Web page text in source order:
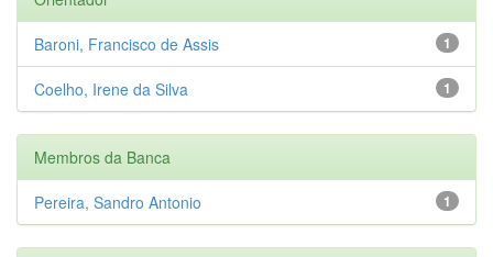
1
Baroni, Francisco de Assis
1
Coelho, Irene da Silva
Membros da Banca
1
Pereira, Sandro Antonio